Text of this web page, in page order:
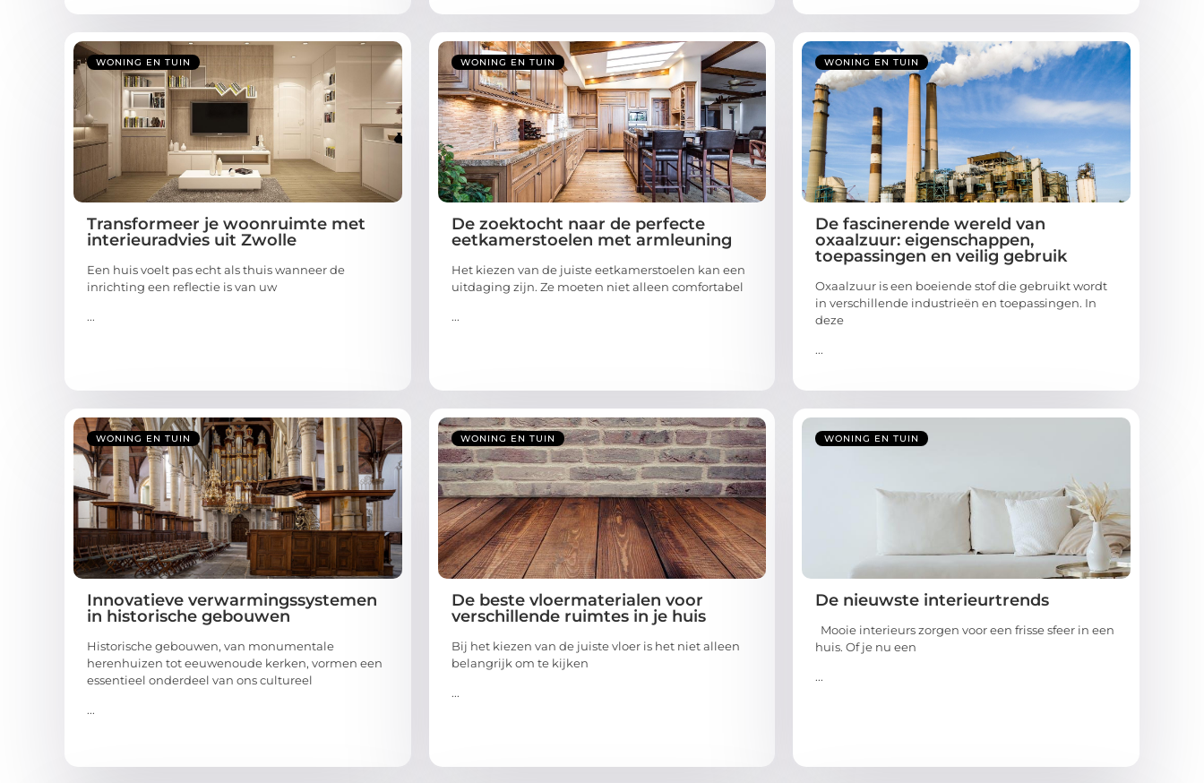
WONING EN TUIN
Transformeer je woonruimte met
interieuradvies uit Zwolle
Een huis voelt pas echt als thuis wanneer de
inrichting een reflectie is van uw
...
WONING EN TUIN
De zoektocht naar de perfecte
eetkamerstoelen met armleuning
Het kiezen van de juiste eetkamerstoelen kan een
uitdaging zijn. Ze moeten niet alleen comfortabel
...
WONING EN TUIN
De fascinerende wereld van
oxaalzuur: eigenschappen,
toepassingen en veilig gebruik
Oxaalzuur is een boeiende stof die gebruikt wordt
in verschillende industrieën en toepassingen. In
deze
...
WONING EN TUIN
Innovatieve verwarmingssystemen
in historische gebouwen
Historische gebouwen, van monumentale
herenhuizen tot eeuwenoude kerken, vormen een
essentieel onderdeel van ons cultureel
...
WONING EN TUIN
De beste vloermaterialen voor
verschillende ruimtes in je huis
Bij het kiezen van de juiste vloer is het niet alleen
belangrijk om te kijken
...
WONING EN TUIN
De nieuwste interieurtrends
Mooie interieurs zorgen voor een frisse sfeer in een
huis. Of je nu een
...